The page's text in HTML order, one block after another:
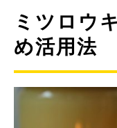
ミツロウ
め活用法